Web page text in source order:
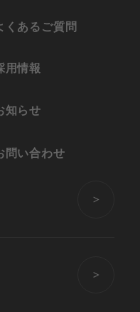
くあるご質問
用情報
知らせ
問い合わせ